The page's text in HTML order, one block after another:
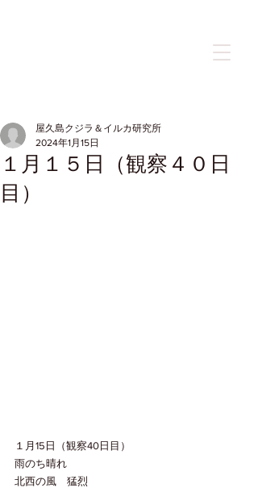
１月１５日（観察４０日
目）
屋久島クジラ＆イルカ研究所
2024年1月15日
１月15日（観察40日目）
雨のち晴れ
北西の風　猛烈